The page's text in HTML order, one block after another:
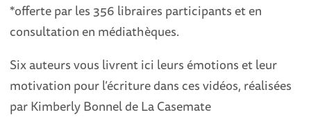
*offerte par les 356 libraires participants et en
consultation en médiathèques.
Six auteurs vous livrent ici leurs émotions et leur
motivation pour l’écriture dans ces vidéos, réalisées
par Kimberly Bonnel de La Casemate